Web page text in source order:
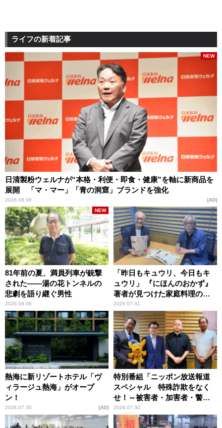
ライフの新着記事
日清製粉ウェルナが“本格・利便・即食・健康”を軸に新商品を
展開 「マ・マー」「青の洞窟」ブランドを強化
2026.08.06
NEW
AD
81年前の夏、満員列車が銃撃
された――湯の花トンネルの
悲劇を語り継ぐ男性
2026.08.06
NEW
「昨日もキュウリ、今日もキ
ュウリ」 『にほんのおかず』
著者が見つけた家庭料理の知
恵
2026.07.31
熱海に新リゾートホテル「ヴ
ィラージュ熱海」がオープ
ン！
2026.07.30 AD
特別番組「ニッポン放送報道
スペシャル 特殊詐欺をなく
せ！～被害者・加害者・警視
庁が語るトクリュウの実態
～」放送
2026.07.30